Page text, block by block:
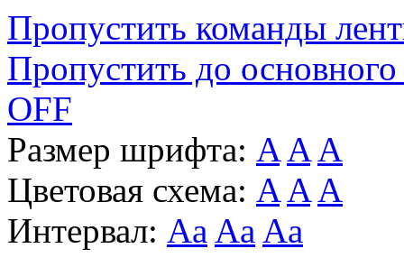
Пропустить команды
Пропустить до основного
OFF
Размер шрифта: A A A
Цветовая схема: A A A
Интервал: Aa Aa Aa